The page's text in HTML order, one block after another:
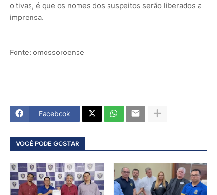
oitivas, é que os nomes dos suspeitos serão liberados a
imprensa.
Fonte: omossoroense
Facebook
VOCÊ PODE GOSTAR